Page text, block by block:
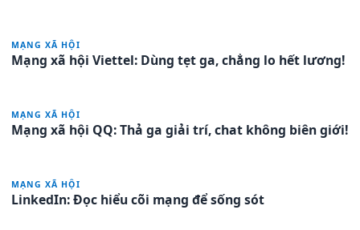
MẠNG XÃ HỘI
Mạng xã hội Viettel: Dùng tẹt ga, chẳng lo hết lương!
MẠNG XÃ HỘI
Mạng xã hội QQ: Thả ga giải trí, chat không biên giới!
MẠNG XÃ HỘI
LinkedIn: Đọc hiểu cõi mạng để sống sót